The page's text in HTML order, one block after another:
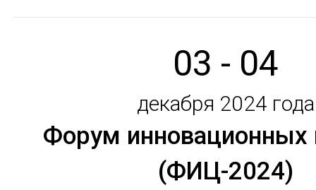
03 - 04
декабря 2024 года
Форум инновационных
(ФИЦ-2024)